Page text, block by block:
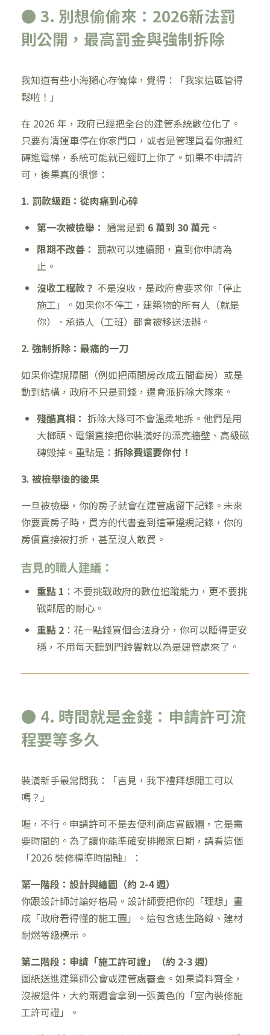
● 3. 別想偷偷來：2026新法罰
則公開，最高罰金與強制拆除
我知道有些小海獺心存僥倖，覺得：「我家這區管得
鬆啦！」
在 2026 年，政府已經把全台的建管系統數位化了。
只要有清運車停在你家門口，或者是管理員看你搬紅
磚進電梯，系統可能就已經盯上你了。如果不申請許
可，後果真的很慘：
1. 罰款級距：從肉痛到心碎
第一次被檢舉： 通常是罰 6 萬到 30 萬元。
限期不改善： 罰款可以連續開，直到你申請為
止。
沒收工程款？ 不是沒收，是政府會要求你「停止
施工」。如果你不停工，建築物的所有人（就是
你）、承造人（工班）都會被移送法辦。
2. 強制拆除：最痛的一刀
如果你違規隔間（例如把兩間房改成五間套房）或是
動到結構，政府不只是罰錢，還會派拆除大隊來。
殘酷真相： 拆除大隊可不會溫柔地拆。他們是用
大榔頭、電鑽直接把你裝潢好的漂亮牆壁、高級磁
磚毀掉。重點是： 拆除費還要你付！
3. 被檢舉後的後果
一旦被檢舉，你的房子就會在建管處留下記錄。未來
你要賣房子時，買方的代書查到這筆違規記錄，你的
房價直接被打折，甚至沒人敢買。
吉見的職人建議：
重點 1 ：不要挑戰政府的數位追蹤能力，更不要挑
戰鄰居的耐心。
重點 2：花一點錢買個合法身分，你可以睡得更安
穩，不用每天聽到門鈴響就以為是建管處來了。
● 4. 時間就是金錢：申請許可流
程要等多久
裝潢新手最常問我：「吉見，我下禮拜想開工可以
嗎？」
喔，不行。申請許可不是去便利商店買飯糰，它是需
要時間的。為了讓你能準確安排搬家日期，請看這個
「2026 裝修標準時間軸」：
第一階段：設計與繪圖（約 2-4 週）
你跟設計師討論好格局。設計師要把你的「理想」畫
成「政府看得懂的施工圖」。這包含逃生路線、建材
耐燃等級標示。
第二階段：申請「施工許可證」（約 2-3 週）
圖紙送進建築師公會或建管處審查。如果資料齊全，
沒被退件，大約兩週會拿到一張黃色的「室內裝修施
工許可證」。